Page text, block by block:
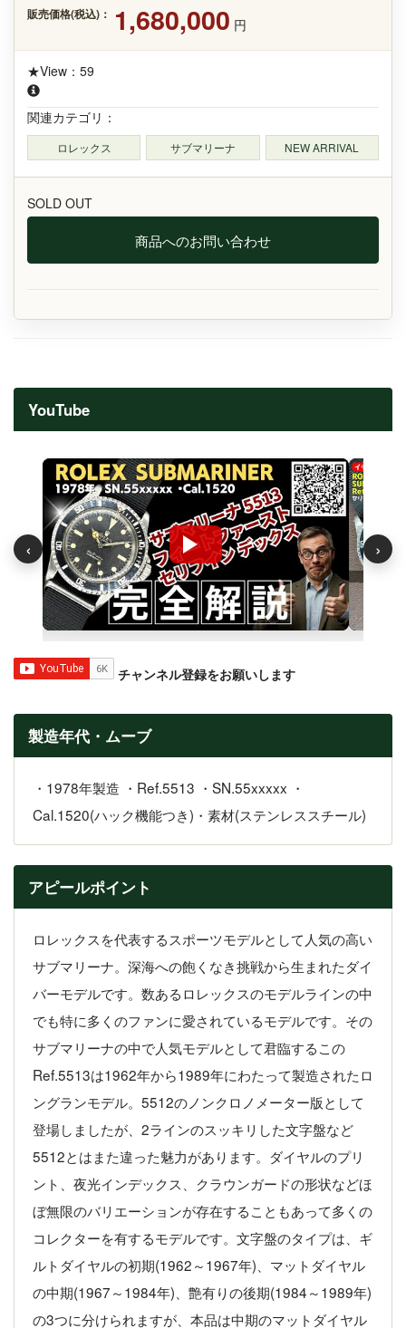
販売価格(税込)： 1,680,000 円
★View：59
関連カテゴリ：
ロレックス サブマリーナ NEW ARRIVAL
SOLD OUT
商品へのお問い合わせ
YouTube
‹ ›
チャンネル登録をお願いします
製造年代・ムーブ
・1978年製造 ・Ref.5513 ・SN.55xxxxx ・
Cal.1520(ハック機能つき)・素材(ステンレススチール)
アピールポイント
ロレックスを代表するスポーツモデルとして人気の高い
サブマリーナ。深海への飽くなき挑戦から生まれたダイ
バーモデルです。数あるロレックスのモデルラインの中
でも特に多くのファンに愛されているモデルです。その
サブマリーナの中で人気モデルとして君臨するこの
Ref.5513は1962年から1989年にわたって製造されたロ
ングランモデル。5512のノンクロノメーター版として
登場しましたが、2ラインのスッキリした文字盤など
5512とはまた違った魅力があります。ダイヤルのプリ
ント、夜光インデックス、クラウンガードの形状などほ
ぼ無限のバリエーションが存在することもあって多くの
コレクターを有するモデルです。文字盤のタイプは、ギ
ルトダイヤルの初期(1962～1967年)、マットダイヤル
の中期(1967～1984年)、艶有りの後期(1984～1989年)
の3つに分けられますが、本品は中期のマットダイヤル